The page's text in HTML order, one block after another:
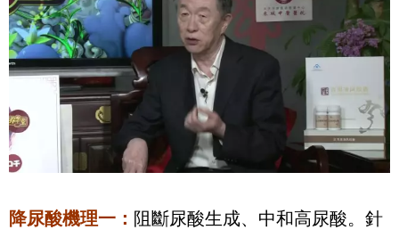
降尿酸機理一： 阻斷尿酸生成、中和高尿酸。針